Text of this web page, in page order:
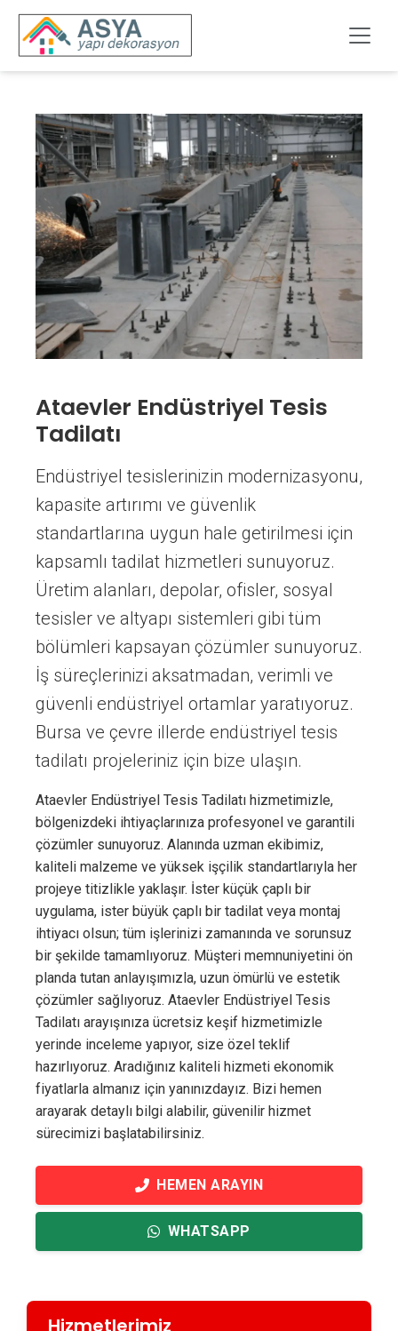
Ataevler Endüstriyel Tesis
Tadilatı
Endüstriyel tesislerinizin modernizasyonu,
kapasite artırımı ve güvenlik
standartlarına uygun hale getirilmesi için
kapsamlı tadilat hizmetleri sunuyoruz.
Üretim alanları, depolar, ofisler, sosyal
tesisler ve altyapı sistemleri gibi tüm
bölümleri kapsayan çözümler sunuyoruz.
İş süreçlerinizi aksatmadan, verimli ve
güvenli endüstriyel ortamlar yaratıyoruz.
Bursa ve çevre illerde endüstriyel tesis
tadilatı projeleriniz için bize ulaşın.
Ataevler Endüstriyel Tesis Tadilatı hizmetimizle,
bölgenizdeki ihtiyaçlarınıza profesyonel ve garantili
çözümler sunuyoruz. Alanında uzman ekibimiz,
kaliteli malzeme ve yüksek işçilik standartlarıyla her
projeye titizlikle yaklaşır. İster küçük çaplı bir
uygulama, ister büyük çaplı bir tadilat veya montaj
ihtiyacı olsun; tüm işlerinizi zamanında ve sorunsuz
bir şekilde tamamlıyoruz. Müşteri memnuniyetini ön
planda tutan anlayışımızla, uzun ömürlü ve estetik
çözümler sağlıyoruz. Ataevler Endüstriyel Tesis
Tadilatı arayışınıza ücretsiz keşif hizmetimizle
yerinde inceleme yapıyor, size özel teklif
hazırlıyoruz. Aradığınız kaliteli hizmeti ekonomik
fiyatlarla almanız için yanınızdayız. Bizi hemen
arayarak detaylı bilgi alabilir, güvenilir hizmet
sürecimizi başlatabilirsiniz.
HEMEN ARAYIN
WHATSAPP
Hizmetlerimiz